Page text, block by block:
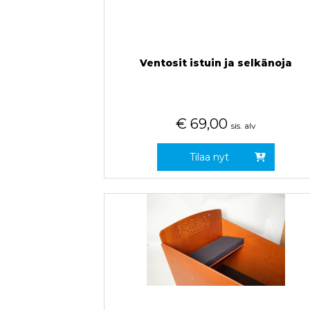
Ventosit istuin ja selkänoja
€ 69,00 sis. alv
Tilaa nyt